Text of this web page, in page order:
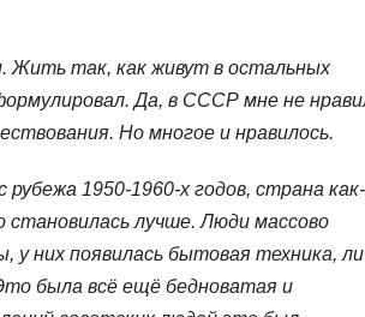
Жить так, как живут в остальных
Да, в СССР мне не
Но многое и нравилось.
1950-1960-х годов, страна
становилась лучше. Люди массово
у них появилась бытовая техника,
была всё ещё бедноватая и